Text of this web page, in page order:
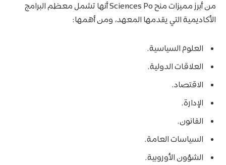
من أبرز مميزات منح Sciences Po أنها تشمل معظم البرامج
الأكاديمية التي يقدمها المعهد، ومن أهمها:
العلوم السياسية.
العلاقات الدولية.
الاقتصاد.
الإدارة.
القانون.
السياسات العامة.
الشؤون الأوروبية.